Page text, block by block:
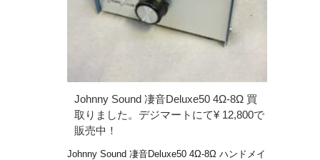
Johnny Sound 凄音Deluxe50 4Ω-8Ω 買
取りました。デジマートにて¥ 12,800で
販売中！
Johnny Sound 凄音Deluxe50 4Ω-8Ω ハンドメイ